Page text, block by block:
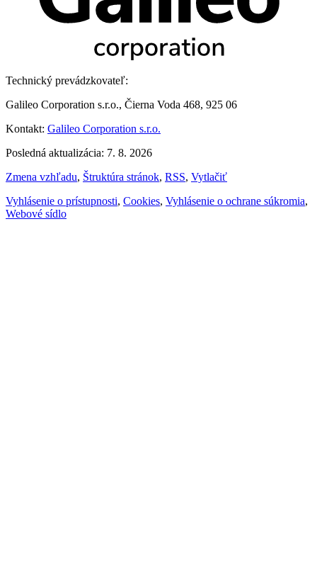
Technický prevádzkovateľ:
Galileo Corporation s.r.o., Čierna Voda 468, 925 06
Kontakt: Galileo Corporation s.r.o.
Posledná aktualizácia: 7. 8. 2026
Zmena vzhľadu, Štruktúra stránok, RSS, Vytlačiť
Vyhlásenie o prístupnosti, Cookies, Vyhlásenie o ochrane súkromia,
Webové sídlo